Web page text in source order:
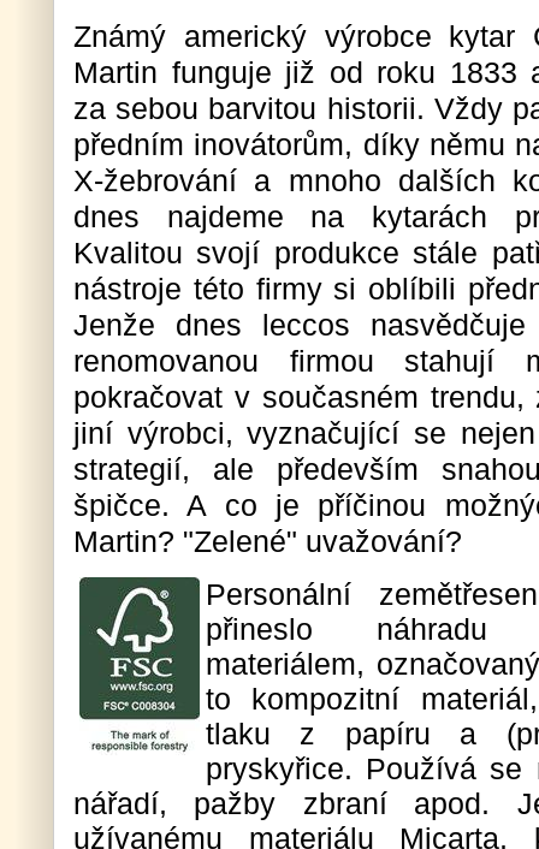
Známý americký výrobce kytar
Martin funguje již od roku 1833
za sebou barvitou historii. Vždy
předním inovátorům, díky němu
X-žebrování a mnoho dalších
dnes najdeme na kytarách
Kvalitou svojí produkce stále
nástroje této firmy si oblíbili
Jenže dnes leccos
renomovanou firmou stahují
pokračovat v současném
jiní výrobci, vyznačující se
strategií, ale především
špičce. A co je příčinou
Martin? "Zelené" uvažování?
Personální
přineslo náhradu
materiálem,
to kompozitní
tlaku z papíru a
pryskyřice. Používá se
nářadí, pažby zbraní apod.
užívanému materiálu